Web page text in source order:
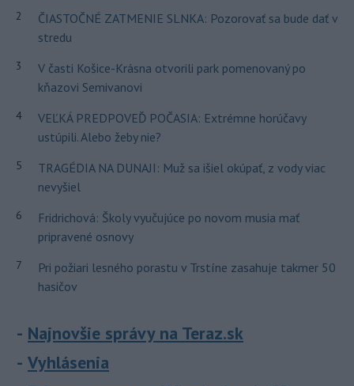
2
ČIASTOČNÉ ZATMENIE SLNKA: Pozorovať sa bude dať v
stredu
3
V časti Košice-Krásna otvorili park pomenovaný po
kňazovi Semivanovi
4
VEĽKÁ PREDPOVEĎ POČASIA: Extrémne horúčavy
ustúpili. Alebo žeby nie?
5
TRAGÉDIA NA DUNAJI: Muž sa išiel okúpať, z vody viac
nevyšiel
6
Fridrichová: Školy vyučujúce po novom musia mať
pripravené osnovy
7
Pri požiari lesného porastu v Trstíne zasahuje takmer 50
hasičov
Najnovšie správy na Teraz.sk
Vyhlásenia